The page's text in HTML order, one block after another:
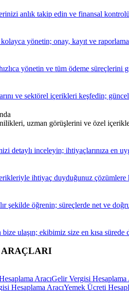
anlık takip edin ve finansal
yönetin; onay, kayıt ve raporlama
yönetin ve tüm ödeme süreçlerini
ve sektörel içerikleri keşfedin;
uzman görüşlerini ve özel
detaylı inceleyin; ihtiyaçlarınıza en
ihtiyaç duyduğunuz çözümlere
şekilde öğrenin; süreçlerde net ve
ulaşın; ekibimiz size en kısa sürede
AracıGelir Vergisi Hesaplama
Hesaplama AracıYemek Ücreti